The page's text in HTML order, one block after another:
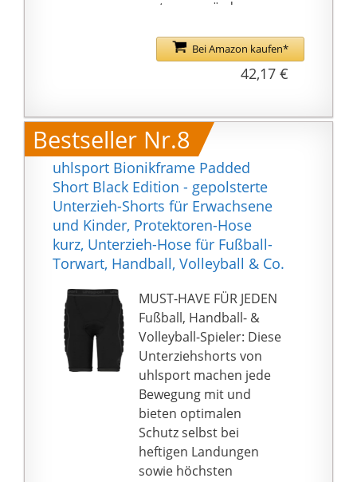
sagten, es würde
immer zu Thor
zurückkehren, wenn er
es warf. Mjolnir könnte
Leben erwecken. Wenn
Thors Ziegen, mit
denen er seinen
Streitwagen gezogen
hatte, starben, musste
Hergestellt aus
Baumwollpolyester, das
hautfreundlich, weich
und angenehm zu
tragen ist. Es ist gut
faltenbeständig und
nicht leicht zu
verformen. Es ist auch
federnd und seine
Faser ist stark.
Mithilfe der 3D-
Farbsublimation, einer
Technologie, mit der
wir diese
Bei Amazon kaufen*
42,17 €
Bestseller Nr.8
uhlsport Bionikframe Padded
Short Black Edition - gepolsterte
Unterzieh-Shorts für Erwachsene
und Kinder, Protektoren-Hose
kurz, Unterzieh-Hose für Fußball-
Torwart, Handball, Volleyball & Co.
MUST-HAVE FÜR JEDEN
Fußball, Handball- &
Volleyball-Spieler: Diese
Unterziehshorts von
uhlsport machen jede
Bewegung mit und
bieten optimalen
Schutz selbst bei
heftigen Landungen
sowie höchsten